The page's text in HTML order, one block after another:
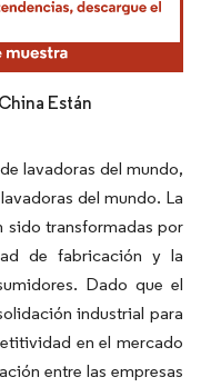
Están
lavadoras del mundo,
del mundo. La
sido transformadas por
de fabricación y la
Dado que el
industrial para
en el mercado
entre las empresas